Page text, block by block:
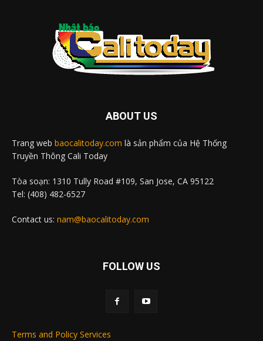
ABOUT US
Trang web baocalitoday.com là sản phẩm của Hệ Thống
Truyền Thông Cali Today
Tòa soạn: 1310 Tully Road #109, San Jose, CA 95122
Tel: (408) 482-6527
Contact us: nam@baocalitoday.com
FOLLOW US
Terms and Policy Services